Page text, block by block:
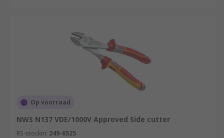
Op voorraad
NWS N137 VDE/1000V Approved Side cutter
RS-stocknr. 249-6525